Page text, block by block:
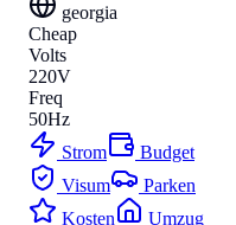
georgia
Cheap
Volts
220V
Freq
50Hz
Strom
Budget
Visum
Parken
Kosten
Umzug